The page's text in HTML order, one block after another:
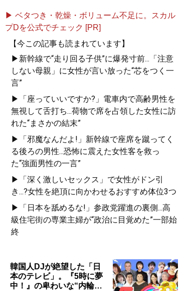
▶ ベタつき・乾燥・ボリューム不足に。スカル
プDを公式でチェック [PR]
【今この記事も読まれています】
▶新幹線で“走り回る子供”に爆発寸前...「注意
しない母親」に女性が言い放った“芯をつく一
言”
▶「座っていいですか?」電車内で高齢男性を
無視して舌打ち...荷物で席を占領した女性に訪
れた“まさかの結末”
▶「邪魔なんだよ!」新幹線で座席を蹴ってく
る後ろの男性...恐怖に震えた女性客を救っ
た“強面男性の一言”
▶「深く激しいセックス」で女性がドン引
き...?女性を絶頂に向かわせるおすすめ体位3つ
▶「日本を舐めるな!」参政党躍進の裏側...高
級住宅街の専業主婦が“政治に目覚めた”一部始
終
韓国人DJが絶望した「日
本のテレビ」。『5時に夢
中！』の卑わいな“内輪…